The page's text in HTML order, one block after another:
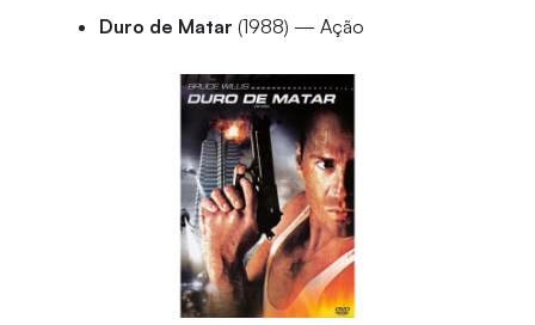
Duro de Matar (1988) — Ação